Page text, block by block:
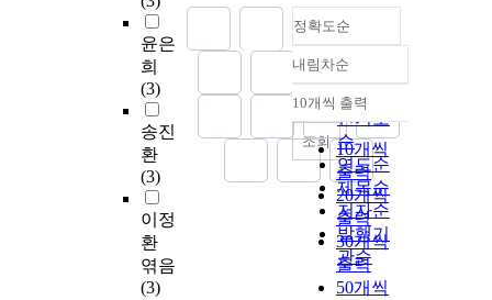
윤은
희
(3)
송진
환
(3)
이정
환
엮음
(3)
정확도순
정확도
순
인기도
순
연도순
제목순
저자순
발행기
관순
내림차순
내림차순
10개씩 출력
10개씩
출력
20개씩
출력
30개씩
출력
50개씩
조회